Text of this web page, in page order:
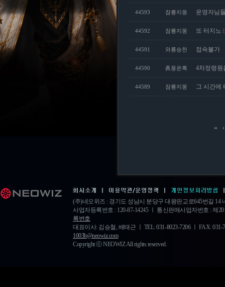
44593 잠룡지몽 운영자님
44592 잠룡지몽 또 터지노
44591 와룡승천 접속불가
44590 眞풍운록 4차정령원
44589 잠룡지몽 그 시간에
(주)네오위즈 : 경기도 성남시 분당구 대왕판교로645번길 14
사업자등록번호 : 120-87-14245 ㅣ 통신판매사업자번호 : 제
록번호
대표이사: 김승철, 배태근 ㅣ TEL: 031-8023-7206 ㅣ FAX: 031-
1003b@neowiz.com
Copyright ⓒ NEOWIZ All rights reserved.